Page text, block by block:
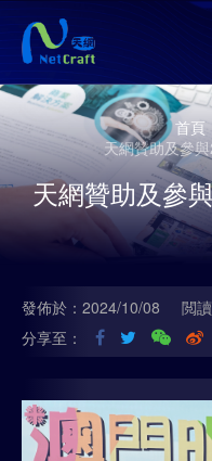
首頁
天網贊助及參
天網贊助及參
發佈於：2024/10/08
閲
分享至：